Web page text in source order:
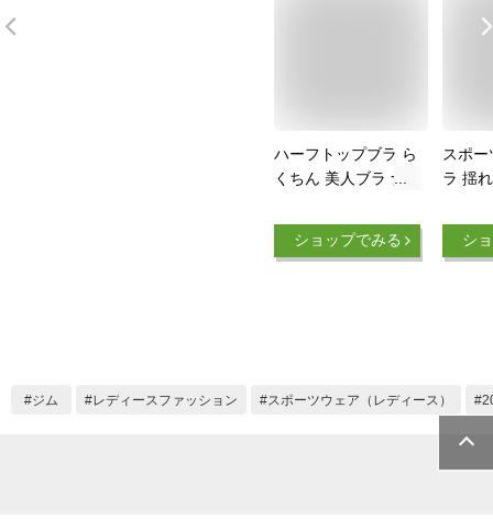
ハーフトップブラ ら
くちん 美人ブラ ナ
ブラ 透けない スポ
ーツブラ スポブラ
ガ 無地 シンプル 大
ショップでみる
スポ
ラ 揺
濯可能
クサ
シ
ジム レディースファッション スポーツウェア（レディース）